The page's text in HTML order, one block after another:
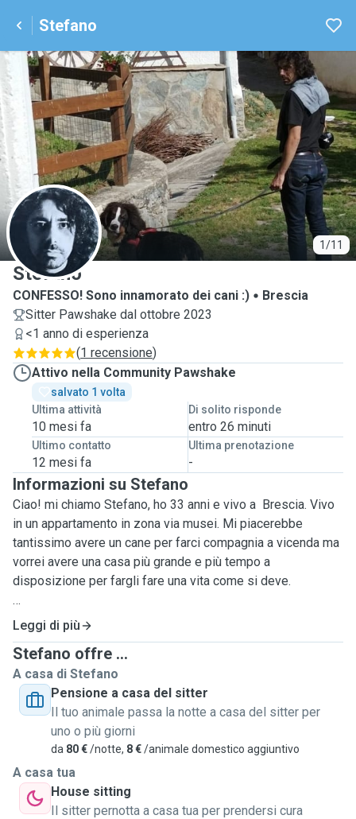
Stefano
1/11
S
Stefano
CONFESSO! Sono innamorato dei cani :)
Brescia
Sitter Pawshake dal ottobre 2023
<1 anno di esperienza
(1 recensione)
Attivo nella Community Pawshake
salvato 1 volta
Ultima attività
10 mesi fa
Di solito risponde
entro 26 minuti
Ultimo contatto
12 mesi fa
Ultima prenotazione
-
Informazioni su Stefano
Ciao! mi chiamo Stefano, ho 33 anni e vivo a Brescia. Vivo
in un appartamento in zona via musei. Mi piacerebbe
tantissimo avere un cane per farci compagnia a vicenda ma
vorrei avere una casa più grande e più tempo a
disposizione per fargli fare una vita come si deve.
Lavorando a scuola, la maggior parte dei miei pomeriggi
sono liberi e li passo passeggiando con la musica nelle
orecchie ;)
Scoprendo quest' app mi si è aperto un mondo!
Mi rendo quindi disponibile per fare delle lunghe
passeggiate con i vostri cagnolini e rispetterò tutte le
vostre esigenze.
Possiamo andare in centro città e incontrare altri amici
cagnolini oppure sul monte Maddalena qui vicinissimo per
un pomeriggio più rilassante nel bosco.
Leggi di più
Stefano offre ...
A casa di Stefano
Pensione a casa del sitter
Il tuo animale passa la notte a casa del sitter per
uno o più giorni
da 80 €/notte, 8 €/animale domestico aggiuntivo
A casa tua
House sitting
Il sitter pernotta a casa tua per prendersi cura